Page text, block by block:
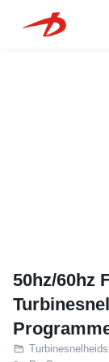
50hz/60hz